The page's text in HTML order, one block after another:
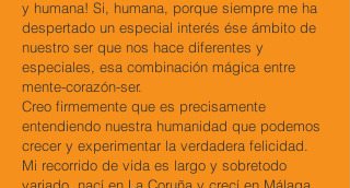
y humana! Si, humana, porque siempre me ha
despertado un especial interés ése ámbito de
nuestro ser que nos hace diferentes y
especiales, esa combinación mágica entre
mente-corazón-ser.
Creo firmemente que es precisamente
entendiendo nuestra humanidad que podemos
crecer y experimentar la verdadera felicidad.
Mi recorrido de vida es largo y sobretodo